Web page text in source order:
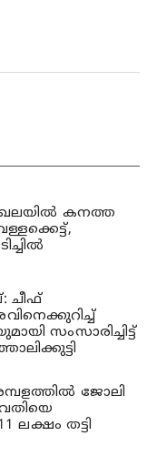
കനത്ത
ചീഫ്
സംസാരിച്ചിട്ട്
ജോലി
ലക്ഷം തട്ടി